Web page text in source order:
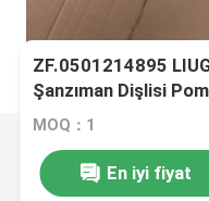
ZF.0501214895
Şanzıman Dişlisi
CLG862、CLG870
MOQ：1
En iyi fiyat